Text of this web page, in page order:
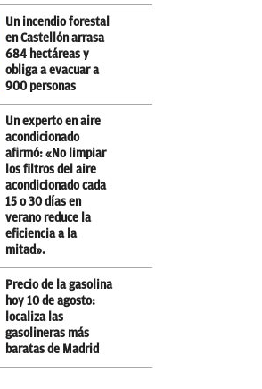
Un incendio forestal
en Castellón arrasa
684 hectáreas y
obliga a evacuar a
900 personas
Un experto en aire
acondicionado
afirmó: «No limpiar
los filtros del aire
acondicionado cada
15 o 30 días en
verano reduce la
eficiencia a la
mitad».
Precio de la gasolina
hoy 10 de agosto:
localiza las
gasolineras más
baratas de Madrid